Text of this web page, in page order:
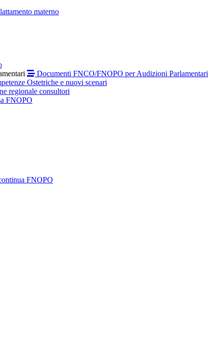
materno
Documenti FNCO/FNOPO per Audizioni Parlamentari
Ostetriche e nuovi scenari
regionale consultori
FNOPO
FNOPO